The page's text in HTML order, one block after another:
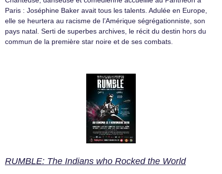
Paris : Joséphine Baker avait tous les talents. Adulée en Europe,
elle se heurtera au racisme de l’Amérique ségrégationniste, son
pays natal. Serti de superbes archives, le récit du destin hors du
commun de la première star noire et de ses combats.
RUMBLE: The Indians who Rocked the World